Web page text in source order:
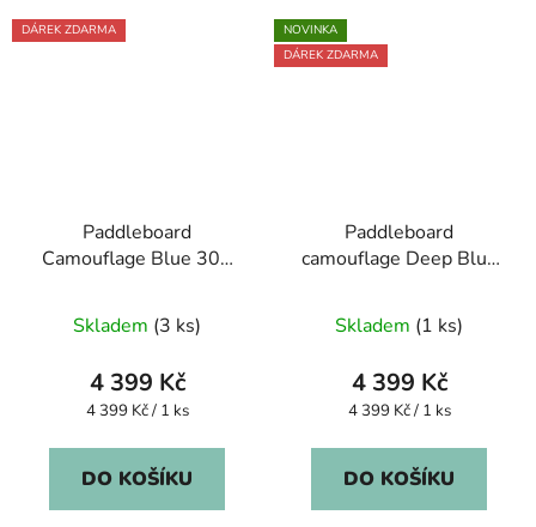
DÁREK ZDARMA
Paddleboard
Camouflage Blue 305
Skladem (3 ks)
4 399 Kč
Měrná
4 399 Kč / 1 ks
DO KOŠÍKU
NOVINKA
DÁREK ZDARMA
Paddleboard
camouflage Deep Blue
Skladem (1 ks)
4 399 Kč
Měrná
4 399 Kč / 1 ks
DO KOŠÍKU